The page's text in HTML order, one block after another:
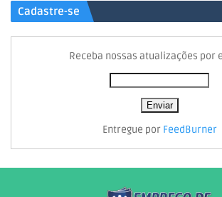
Cadastre-se
Receba nossas atualizações por
Entregue por FeedBurner